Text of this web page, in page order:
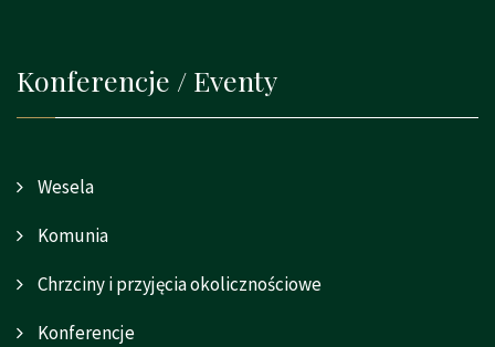
Konferencje / Eventy
Wesela
Komunia
Chrzciny i przyjęcia okolicznościowe
Konferencje